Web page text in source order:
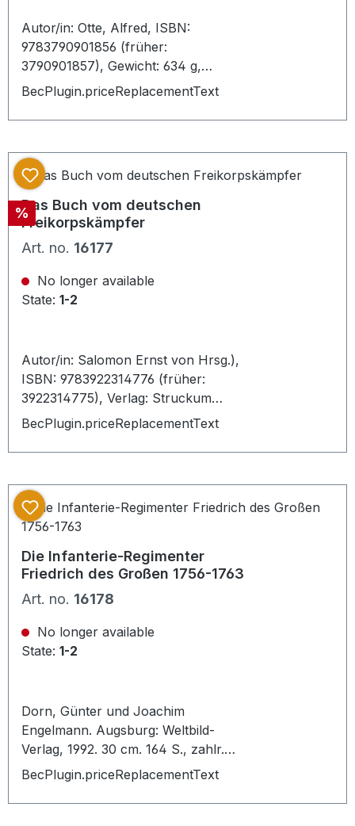
Autor/in: Otte, Alfred, ISBN:
9783790901856 (früher:
3790901857), Gewicht: 634 g,
Zustand: gebraucht, sehr gut,
Beschreibung: Podzun-Pallas,
Friedberg ,1982. 175 S. mit Abb.,
gutes Exemplar -
BecPlugin.priceReplacementText
Discount
%Das Buch vom deutschen
Freikorpskämpfer
Art. no. 16177
No longer available
State: 1-2
Autor/in: Salomon Ernst von Hrsg.),
ISBN: 9783922314776 (früher:
3922314775), Verlag: Struckum
(Verlag für ganzheitliche Forschung
und Kultur) 1988 (= Nachdruck der
Ausgabe von 1938), Auflage: 1
Deutsch, Zustand: sehr gut,
Beschreibung: 4°, Orignalleinen mit
illustriertem Originalumschlag
(Hardcover), 496 S., zahlreiche
Abbildungen, schönes Exemplar,
Republik , Rechtskonservativismus ,
Stahlhelm , Nationalismus
BecPlugin.priceReplacementText
Die Infanterie-Regimenter
Friedrich des Großen 1756-1763
Art. no. 16178
No longer available
State: 1-2
Dorn, Günter und Joachim
Engelmann. Augsburg: Weltbild-
Verlag, 1992. 30 cm. 164 S., zahlr.
Illstr. Oppd. - OU. ISBN: 3-89350-
345-5 Tadellos erhaltenes Exemplar.
BecPlugin.priceReplacementText